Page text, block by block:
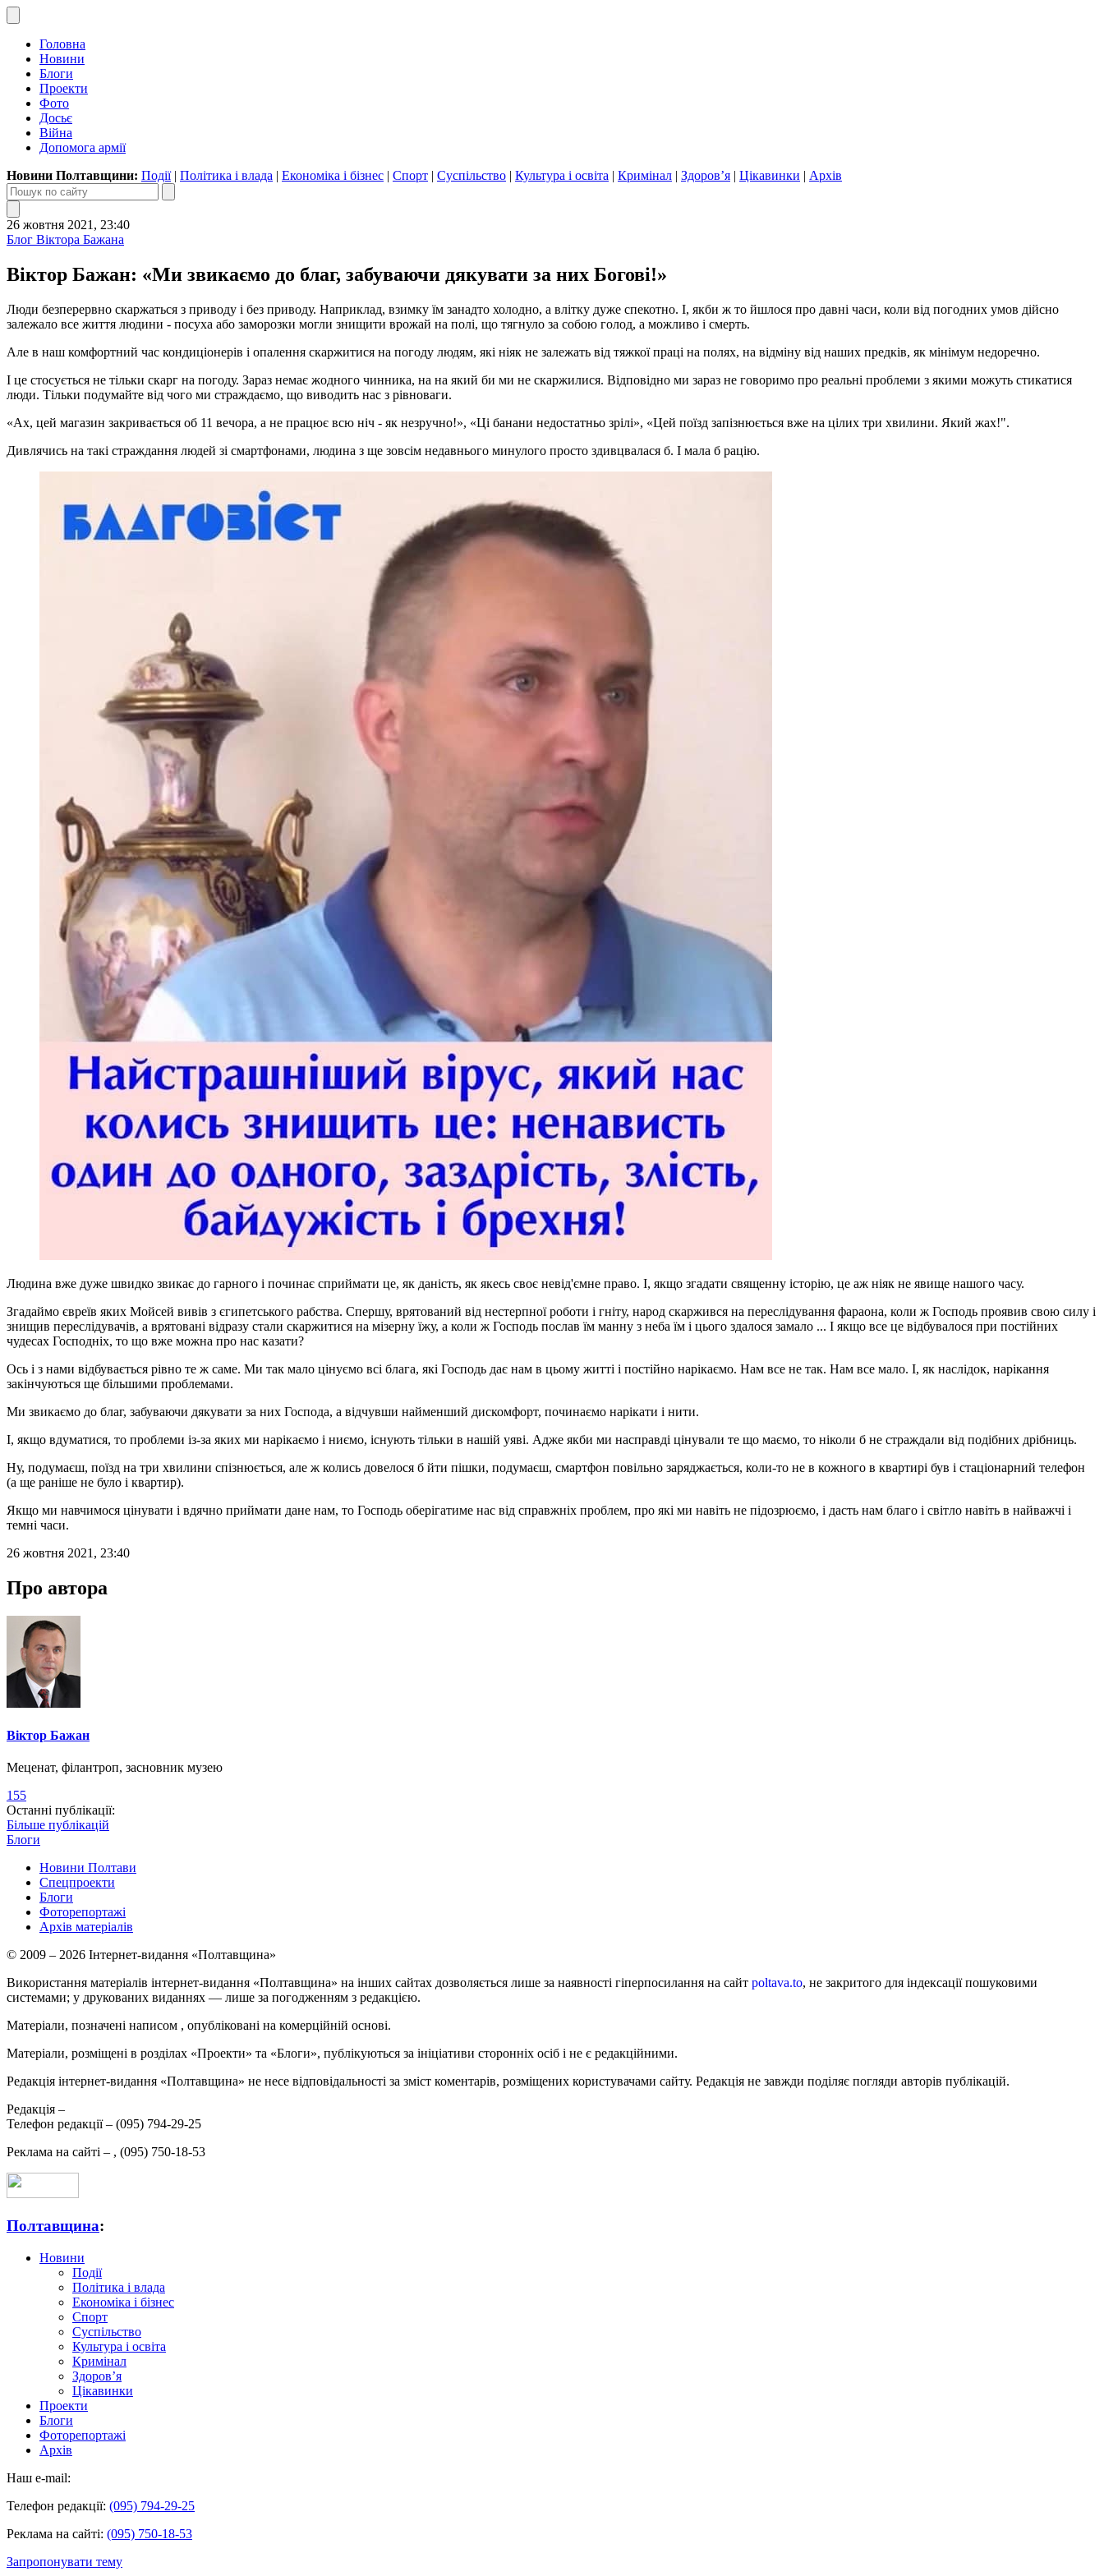
Головна
Новини
Блоги
Проекти
Фото
Досьє
Війна
Допомога армії
Новини Полтавщини: Події| Політика і влада | Економіка і бізнес | Спорт | Суспільство | Культура і освіта | Кримінал | Здоров’я | Цікавинки | Архів
26 жовтня 2021, 23:40
Блог Віктора Бажана
Віктор Бажан: «Ми звикаємо до благ, забуваючи дякувати за них Богові!»
Люди безперервно скаржаться з приводу і без приводу. Наприклад, взимку їм занадто холодно, а влітку дуже спекотно. І, якби ж то йшлося про давні часи, коли від погодних умов дійсно
залежало все життя людини - посуха або заморозки могли знищити врожай на полі, що тягнуло за собою голод, а можливо і смерть.
Але в наш комфортний час кондиціонерів і опалення скаржитися на погоду людям, які ніяк не залежать від тяжкої праці на полях, на відміну від наших предків, як мінімум недоречно.
І це стосується не тільки скарг на погоду. Зараз немає жодного чинника, на на який би ми не скаржилися. Відповідно ми зараз не говоримо про реальні проблеми з якими можуть стикатися
люди. Тільки подумайте від чого ми страждаємо, що виводить нас з рівноваги.
«Ах, цей магазин закривається об 11 вечора, а не працює всю ніч - як незручно!», «Ці банани недостатньо зрілі», «Цей поїзд запізнюється вже на цілих три хвилини. Який жах!".
Дивлячись на такі страждання людей зі смартфонами, людина з ще зовсім недавнього минулого просто здивцвалася б. І мала б рацію.
Людина вже дуже швидко звикає до гарного і починає сприймати це, як даність, як якесь своє невід'ємне право. І, якщо згадати священну історію, це аж ніяк не явище нашого часу.
Згадаймо євреїв яких Мойсей вивів з єгипетського рабства. Спершу, врятований від нестерпної роботи і гніту, народ скаржився на переслідування фараона, коли ж Господь проявив свою силу і
знищив переслідувачів, а врятовані відразу стали скаржитися на мізерну їжу, а коли ж Господь послав їм манну з неба їм і цього здалося замало ... І якщо все це відбувалося при постійних
чудесах Господніх, то що вже можна про нас казати?
Ось і з нами відбувається рівно те ж саме. Ми так мало цінуємо всі блага, які Господь дає нам в цьому житті і постійно нарікаємо. Нам все не так. Нам все мало. І, як наслідок, нарікання
закінчуються ще більшими проблемами.
Ми звикаємо до благ, забуваючи дякувати за них Господа, а відчувши найменший дискомфорт, починаємо нарікати і нити.
І, якщо вдуматися, то проблеми із-за яких ми нарікаємо і ниємо, існують тільки в нашій уяві. Адже якби ми насправді цінували те що маємо, то ніколи б не страждали від подібних дрібниць.
Ну, подумаєш, поїзд на три хвилини спізнюється, але ж колись довелося б йти пішки, подумаєш, смартфон повільно заряджається, коли-то не в кожного в квартирі був і стаціонарний телефон
(а ще раніше не було і квартир).
Якщо ми навчимося цінувати і вдячно приймати дане нам, то Господь оберігатиме нас від справжніх проблем, про які ми навіть не підозрюємо, і дасть нам благо і світло навіть в найважчі і
темні часи.
26 жовтня 2021, 23:40
Про автора
Віктор Бажан
Меценат, філантроп, засновник музею
155
Останні публікації:
Більше публікацій
Блоги
Новини Полтави
Спецпроекти
Блоги
Фоторепортажі
Архів матеріалів
© 2009 – 2026 Інтернет-видання «Полтавщина»
Використання матеріалів інтернет-видання «Полтавщина» на інших сайтах дозволяється лише за наявності гіперпосилання на сайт poltava.to, не закритого для індексації пошуковими
системами; у друкованих виданнях — лише за погодженням з редакцією.
Матеріали, позначені написом , опубліковані на комерційній основі.
Матеріали, розміщені в розділах «Проекти» та «Блоги», публікуються за ініціативи сторонніх осіб і не є редакційними.
Редакція інтернет-видання «Полтавщина» не несе відповідальності за зміст коментарів, розміщених користувачами сайту. Редакція не завжди поділяє погляди авторів публікацій.
Редакція –
Телефон редакції – (095) 794-29-25
Реклама на сайті – , (095) 750-18-53
Полтавщина:
Новини
Події
Політика і влада
Економіка і бізнес
Спорт
Суспільство
Культура і освіта
Кримінал
Здоров’я
Цікавинки
Проекти
Блоги
Фоторепортажі
Архів
Наш e-mail:
Телефон редакції: (095) 794-29-25
Реклама на сайті: (095) 750-18-53
Запропонувати тему